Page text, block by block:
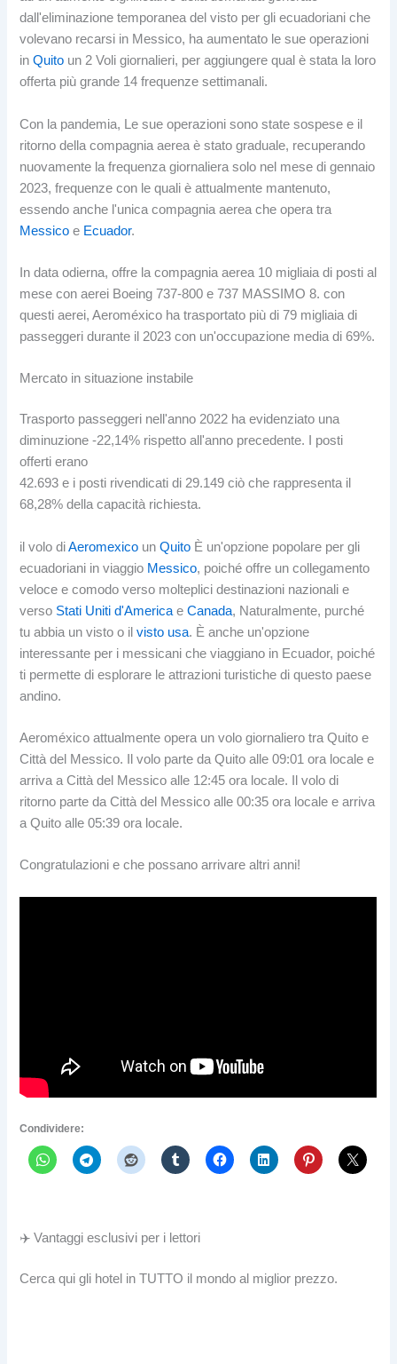
dall'eliminazione temporanea del visto per gli ecuadoriani che
volevano recarsi in Messico, ha aumentato le sue operazioni
inQuito un 2 Voli giornalieri, per aggiungere qual è stata la loro
offerta più grande 14 frequenze settimanali.
Con la pandemia, Le sue operazioni sono state sospese e il
ritorno della compagnia aerea è stato graduale, recuperando
nuovamente la frequenza giornaliera solo nel mese di gennaio
2023, frequenze con le quali è attualmente mantenuto,
essendo anche l'unica compagnia aerea che opera tra
Messico e Ecuador.
In data odierna, offre la compagnia aerea 10 migliaia di posti al
mese con aerei Boeing 737-800 e 737 MASSIMO 8. con
questi aerei, Aeroméxico ha trasportato più di 79 migliaia di
passeggeri durante il 2023 con un'occupazione media di 69%.
Mercato in situazione instabile
Trasporto passeggeri nell'anno 2022 ha evidenziato una
diminuzione -22,14% rispetto all'anno precedente. I posti
offerti erano
42.693 e i posti rivendicati di 29.149 ciò che rappresenta il
68,28% della capacità richiesta.
il volo diAeromexico unQuito È un'opzione popolare per gli
ecuadoriani in viaggio Messico, poiché offre un collegamento
veloce e comodo verso molteplici destinazioni nazionali e
verso Stati Uniti d'America eCanada, Naturalmente, purché
tu abbia un visto o ilvisto usa. È anche un'opzione
interessante per i messicani che viaggiano in Ecuador, poiché
ti permette di esplorare le attrazioni turistiche di questo paese
andino.
Aeroméxico attualmente opera un volo giornaliero tra Quito e
Città del Messico. Il volo parte da Quito alle 09:01 ora locale e
arriva a Città del Messico alle 12:45 ora locale. Il volo di
ritorno parte da Città del Messico alle 00:35 ora locale e arriva
a Quito alle 05:39 ora locale.
Congratulazioni e che possano arrivare altri anni!
Condividere:
✈️ Vantaggi esclusivi per i lettori
Cerca qui gli hotel in TUTTO il mondo al miglior prezzo.